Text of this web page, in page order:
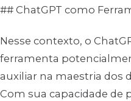
## ChatGPT como
Nesse contexto, o
ferramenta
auxiliar na maestria dos
Com sua capacidade de